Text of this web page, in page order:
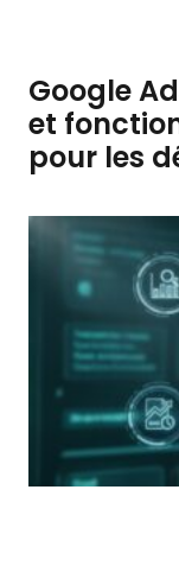
Google
et
pour les